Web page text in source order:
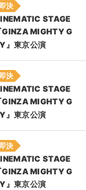
即決
STAGE
GINZA MIGHTY G
』東京公演
決
STAGE
GINZA MIGHTY G
』東京公演
決
STAGE
GINZA MIGHTY G
』東京公演